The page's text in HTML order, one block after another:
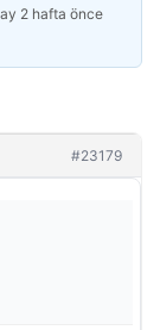
2 hafta önce
#23179